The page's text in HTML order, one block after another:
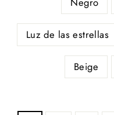
Luz de las estrellas
Beige